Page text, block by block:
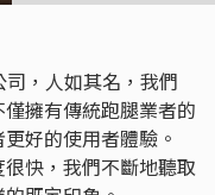
，人如其名，我們
擁有傳統跑腿業者的
好的使用者體驗。
快，我們不斷地聽取